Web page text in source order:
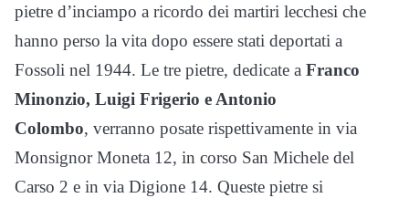
pietre d’inciampo a ricordo dei martiri lecchesi che
hanno perso la vita dopo essere stati deportati a
Fossoli nel 1944. Le tre pietre, dedicate a Franco
Minonzio, Luigi Frigerio e Antonio
Colombo, verranno posate rispettivamente in via
Monsignor Moneta 12, in corso San Michele del
Carso 2 e in via Digione 14. Queste pietre si